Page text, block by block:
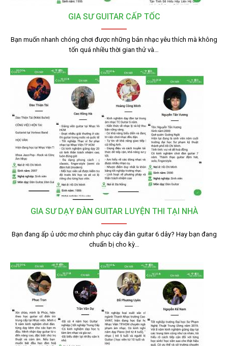
GIA SƯ GUITAR CẤP TỐC
Bạn muốn nhanh chóng chơi được những bản nhạc yêu thích mà không
tốn quá nhiều thời gian thử và…
GIA SƯ DẠY ĐÀN GUITAR LUYỆN THI TẠI NHÀ
Bạn đang ấp ủ ước mơ chinh phục cây đàn guitar 6 dây? Hay bạn đang
chuẩn bị cho kỳ…